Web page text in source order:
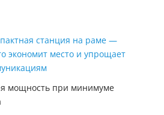
станция на раме —
экономит место и упрощает
мощность при минимуме